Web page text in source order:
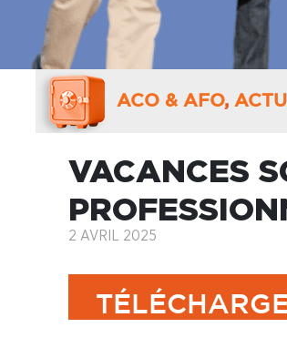
ACO & AFO,
VACANCES
2 AVRIL 2025